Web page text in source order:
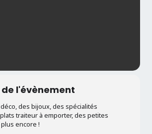
l'évènement
des bijoux, des spécialités
traiteur à emporter, des petites
encore !